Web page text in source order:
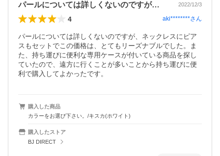
パールについては詳しくないのですが、ネ… 2022/12/3
4 aki********さん
パールについては詳しくないのですが、ネックレスにピア
スもセットでこの価格は、とてもリーズナブルでした。ま
た、持ち運びに便利な専用ケースが付いている商品を探し
ていたので、遠方に行くことが多いことから持ち運びに便
利で購入してよかったです。
購入した商品
カラーをお選び下さい。/キスカ(ホワイト)
購入したストア
BJ DIRECT